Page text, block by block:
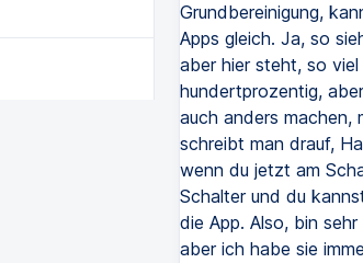
Grundbereinigung,
Apps gleich. Ja, so
aber hier steht, so
hundertprozentig,
auch anders machen,
schreibt man drauf,
wenn du jetzt am
Schalter und du
die App. Also, bin
aber ich habe sie